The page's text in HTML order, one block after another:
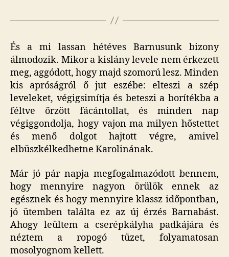
És a mi lassan hétéves Barnusunk bizony
álmodozik. Mikor a kislány levele nem érkezett
meg, aggódott, hogy majd szomorú lesz. Minden
kis apróságról ő jut eszébe: elteszi a szép
leveleket, végigsimítja és beteszi a borítékba a
féltve őrzött fácántollat, és minden nap
végiggondolja, hogy vajon ma milyen hőstettet
és menő dolgot hajtott végre, amivel
elbüszkélkedhetne Karolinának.
Már jó pár napja megfogalmazódott bennem,
hogy mennyire nagyon örülök ennek az
egésznek és hogy mennyire klassz időpontban,
jó ütemben találta ez az új érzés Barnabást.
Ahogy leültem a cserépkályha padkájára és
néztem a ropogó tüzet, folyamatosan
mosolyognom kellett.